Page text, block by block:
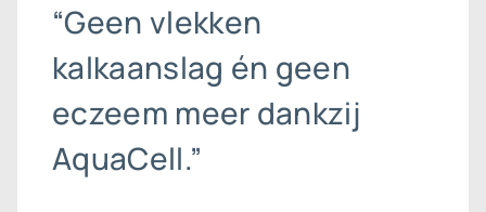
“Geen vlekken
kalkaanslag én geen
eczeem meer dankzij
AquaCell.”